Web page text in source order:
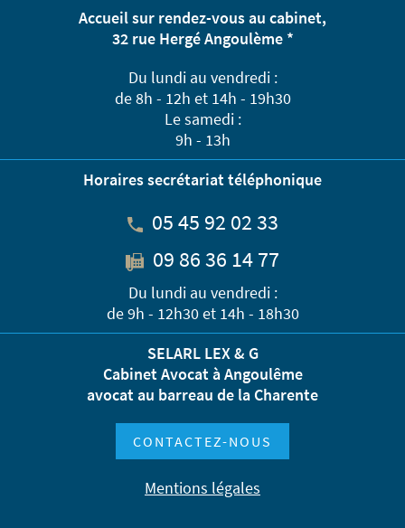
Accueil sur rendez-vous au cabinet,
32 rue Hergé Angoulème *
Du lundi au vendredi :
de 8h - 12h et 14h - 19h30
Le samedi :
9h - 13h
Horaires secrétariat téléphonique
05 45 92 02 33
09 86 36 14 77
Du lundi au vendredi :
de 9h - 12h30 et 14h - 18h30
SELARL LEX & G
Cabinet Avocat à Angoulême
avocat au barreau de la Charente
CONTACTEZ-NOUS
Mentions légales